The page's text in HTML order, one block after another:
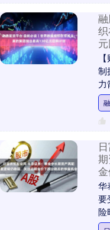
制
力
新
卫
华
要
险
面